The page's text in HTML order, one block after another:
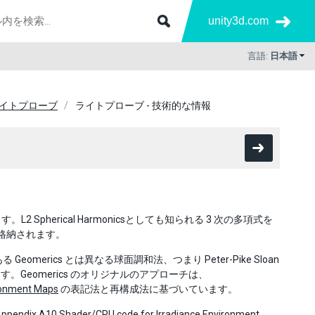
unity3d.com
言語: 日本語
トプローブ ライトプローブ - 技術的な情報
。L2 Spherical Harmonicsとしても知られる 3 次の多項式を
されます。
Geomerics とは異なる球面調和法、つまり Peter-Pike Sloan
。Geomerics のオリジナルのアプローチは、
Maps の表記法と再構成法に基づいています。